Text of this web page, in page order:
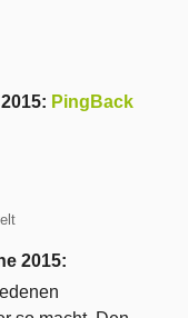
: PingBack
2015: